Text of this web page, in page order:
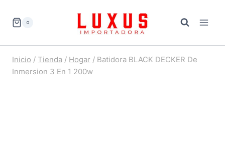
0
Inicio / Tienda / Hogar / Batidora BLACK DECKER De
Inmersion 3 En 1 200w